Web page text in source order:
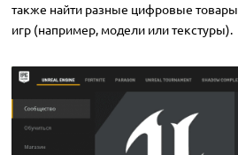
также найти разные цифровые
игр (например, модели или текстуры).